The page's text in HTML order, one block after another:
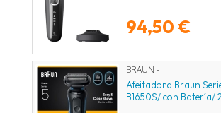
94,50 €
BRAUN -
Afeitadora Braun
B1650S/ con Batería/